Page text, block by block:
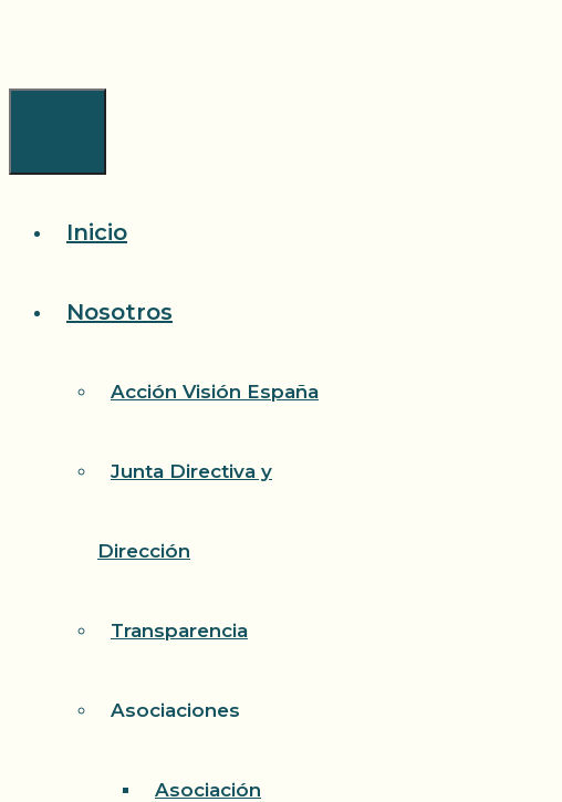
Inicio
Nosotros
Acción Visión España
Junta Directiva y
Dirección
Transparencia
Asociaciones
Asociación